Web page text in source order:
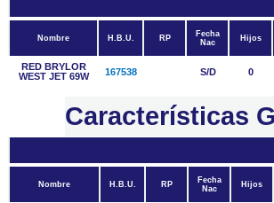
Nombre H.B.U. RP
Fecha
Nac
Hijos
RED BRYLOR
WEST JET 69W
167538 S/D 0
Características
Nombre H.B.U. RP
Fecha
Nac
Hijos